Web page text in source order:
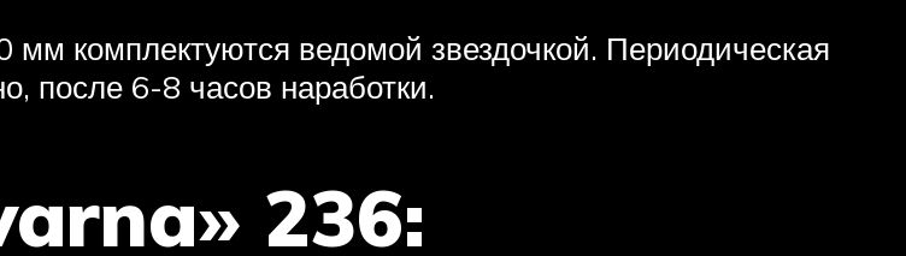
комплектуются ведомой звездочкой. Периодическая
после 6-8 часов наработки.
236: